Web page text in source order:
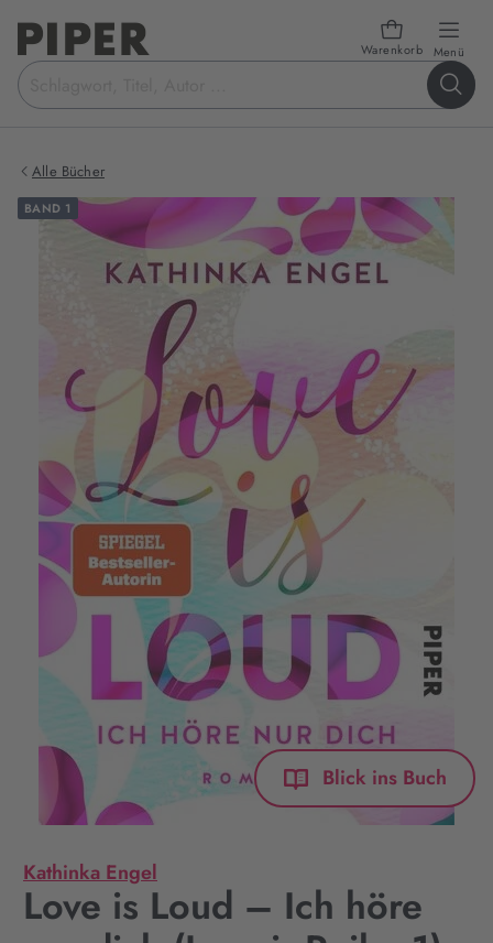
Warenkorb Menü
Suchbegriff
eingeben
Alle Bücher
BAND 1
Blick ins Buch
Kathinka Engel
Love is Loud – Ich höre